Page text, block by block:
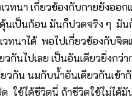
ทนา เกี่ยวข้องกับกายยังออ
นเป็นก้อน มันก็ปวดจริง ๆ
ทนาได้ พอไปเกี่ยวข้องกับ
กันไปเลย เป็นอันเดียวยิ่ง
กัน นมกับน้ำอันเดียวกันเข้
ใช้ได้ชีวิตนี่ ถ้าชีวิตใช้ไม่ได้มั